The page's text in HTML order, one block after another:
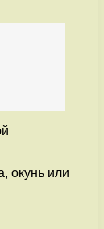
окунь или